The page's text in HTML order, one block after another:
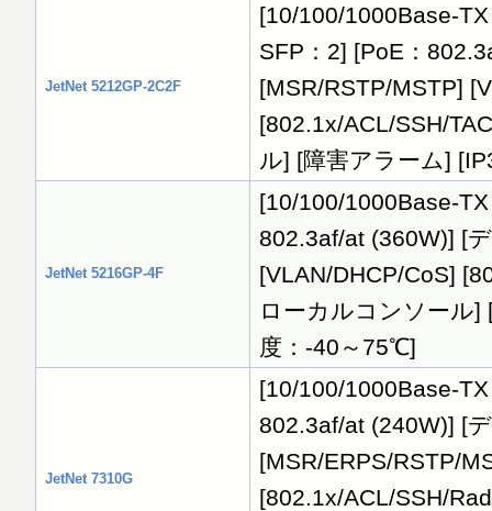
JetNet 5212GP-2C2F
[10/100/1000Base-
SFP：2] [PoE：
[MSR/RSTP/MSTP]
[802.1x/ACL/SSH/
ル] [障害アラーム]
JetNet 5216GP-4F
[10/100/1000Base-
802.3af/at (360W)] [
[VLAN/DHCP/CoS]
ローカルコンソール]
度：-40～75℃]
JetNet 7310G
[10/100/1000Base-
802.3af/at (240W)] [
[MSR/ERPS/RSTP/
[802.1x/ACL/SSH/